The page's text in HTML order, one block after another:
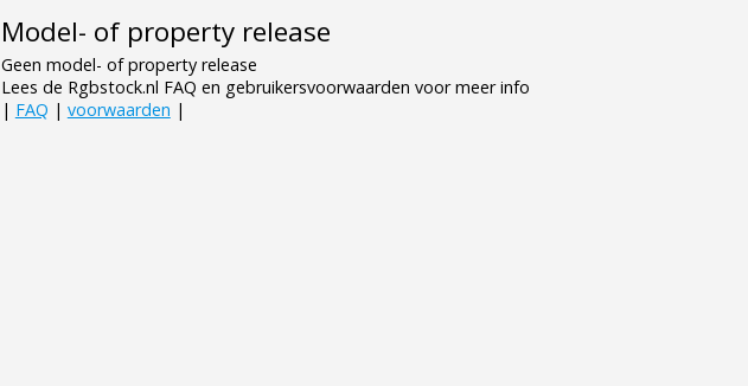
Model- of property release
Geen model- of property release
Lees de Rgbstock.nl FAQ en gebruikersvoorwaarden voor meer info
| FAQ | voorwaarden |